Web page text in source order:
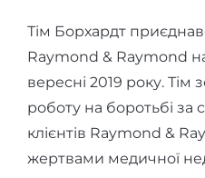
Тім Борхардт
Raymond & Raymond
вересні 2019 року. Тім
роботу на боротьбі за
клієнтів Raymond &
жертвами медичної